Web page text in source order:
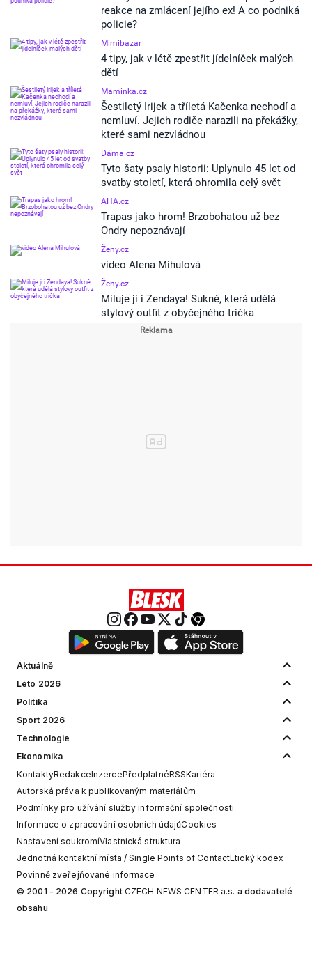
reakce na zmlácení jejího ex! A co podniká
policie?
Mimibazar
4 tipy, jak v létě zpestřit jídelníček malých
dětí
Maminka.cz
Šestiletý Irijek a tříletá Kačenka nechodí a
nemluví. Jejich rodiče narazili na překážky,
které sami nezvládnou
Dáma.cz
Tyto šaty psaly historii: Uplynulo 45 let od
svatby století, která ohromila celý svět
AHA.cz
Trapas jako hrom! Brzobohatou už bez
Ondry nepoznávají
Ženy.cz
video Alena Mihulová
Ženy.cz
Miluje ji i Zendaya! Sukně, která udělá
stylový outfit z obyčejného trička
Aktuálně
Léto 2026
Politika
Sport 2026
Technologie
Ekonomika
KontaktyRedakceInzercePředplatnéRSSKariéra
Autorská práva k publikovaným materiálům
Podmínky pro užívání služby informační společnosti
Informace o zpracování osobních údajůCookies
Nastavení soukromíVlastnická struktura
Jednotná kontaktní místa / Single Points of ContactEtický kodex
Povinně zveřejňované informace
© 2001 - 2026 Copyright CZECH NEWS CENTER a.s. a dodavatelé
obsahu